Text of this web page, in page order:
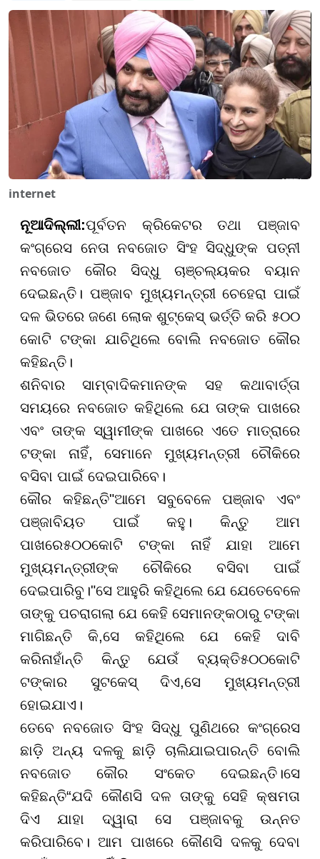
internet
ନୂଆଦିଲ୍ଲୀ:ପୂର୍ବତନ କ୍ରିକେଟର ତଥା ପଞ୍ଜାବ
କଂଗ୍ରେସ ନେତା ନବଜୋତ ସିଂହ ସିଦ୍ଧୁଙ୍କ ପତ୍ନୀ
ନବଜୋତ କୌର ସିଦ୍ଧୁ ଚାଞ୍ଚଲ୍ୟକର ବୟାନ
ଦେଇଛନ୍ତି। ପଞ୍ଜାବ ମୁଖ୍ୟମନ୍ତ୍ରୀ ଚେହେରା ପାଇଁ
ଦଳ ଭିତରେ ଜଣେ ଲୋକ ଶୁଟ୍କେସ୍ ଭର୍ତ୍ତି କରି ୫୦୦
କୋଟି ଟଙ୍କା ଯାଚିଥିଲେ ବୋଲି ନବଜୋତ କୌର
କହିଛନ୍ତି।
ଶନିବାର ସାମ୍ବାଦିକମାନଙ୍କ ସହ କଥାବାର୍ତ୍ତା
ସମୟରେ ନବଜୋତ କହିଥିଲେ ଯେ ତାଙ୍କ ପାଖରେ
ଏବଂ ତାଙ୍କ ସ୍ୱାମୀଙ୍କ ପାଖରେ ଏତେ ମାତ୍ରାରେ
ଟଙ୍କା ନାହିଁ, ସେମାନେ ମୁଖ୍ୟମନ୍ତ୍ରୀ ଚୌକିରେ
ବସିବା ପାଇଁ ଦେଇପାରିବେ।
କୌର କହିଛନ୍ତି"ଆମେ ସବୁବେଳେ ପଞ୍ଜାବ ଏବଂ
ପଞ୍ଜାବିୟତ ପାଇଁ କହୁ। କିନ୍ତୁ ଆମ
ପାଖରେ୫୦୦କୋଟି ଟଙ୍କା ନାହିଁ ଯାହା ଆମେ
ମୁଖ୍ୟମନ୍ତ୍ରୀଙ୍କ ଚୌକିରେ ବସିବା ପାଇଁ
ଦେଇପାରିବୁ ।"ସେ ଆହୁରି କହିଥିଲେ ଯେ ଯେତେବେଳେ
ତାଙ୍କୁ ପଚରାଗଲା ଯେ କେହି ସେମାନଙ୍କଠାରୁ ଟଙ୍କା
ମାଗିଛନ୍ତି କି,ସେ କହିଥିଲେ ଯେ କେହି ଦାବି
କରିନାହାଁନ୍ତି କିନ୍ତୁ ଯେଉଁ ବ୍ୟକ୍ତି୫୦୦କୋଟି
ଟଙ୍କାର ସୁଟକେସ୍ ଦିଏ,ସେ ମୁଖ୍ୟମନ୍ତ୍ରୀ
ହୋଇଯାଏ।
ତେବେ ନବଜୋତ ସିଂହ ସିଦ୍ଧୁ ପୁଣିଥରେ କଂଗ୍ରେସ
ଛାଡ଼ି ଅନ୍ୟ ଦଳକୁ ଛାଡ଼ି ଚାଲିଯାଇପାରନ୍ତି ବୋଲି
ନବଜୋତ କୌର ସଂକେତ ଦେଇଛନ୍ତି।ସେ
କହିଛନ୍ତି“ଯଦି କୌଣସି ଦଳ ତାଙ୍କୁ ସେହି କ୍ଷମତା
ଦିଏ ଯାହା ଦ୍ୱାରା ସେ ପଞ୍ଜାବକୁ ଉନ୍ନତ
କରିପାରିବେ। ଆମ ପାଖରେ କୌଣସି ଦଳକୁ ଦେବା